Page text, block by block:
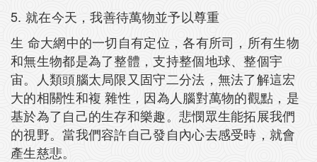
5. 就在今天，我善待萬物並予以尊重
生 命大網中的一切自有定位，各有所司，所有生物
和無生物都是為了整體，支持整個地球、整個宇
宙。人類頭腦太局限又固守二分法，無法了解這宏
大的相關性和複 雜性，因為人腦對萬物的觀點，是
基於為了自己的生存和樂趣。悲憫眾生能拓展我們
的視野。當我們容許自己發自內心去感受時，就會
產生慈悲。